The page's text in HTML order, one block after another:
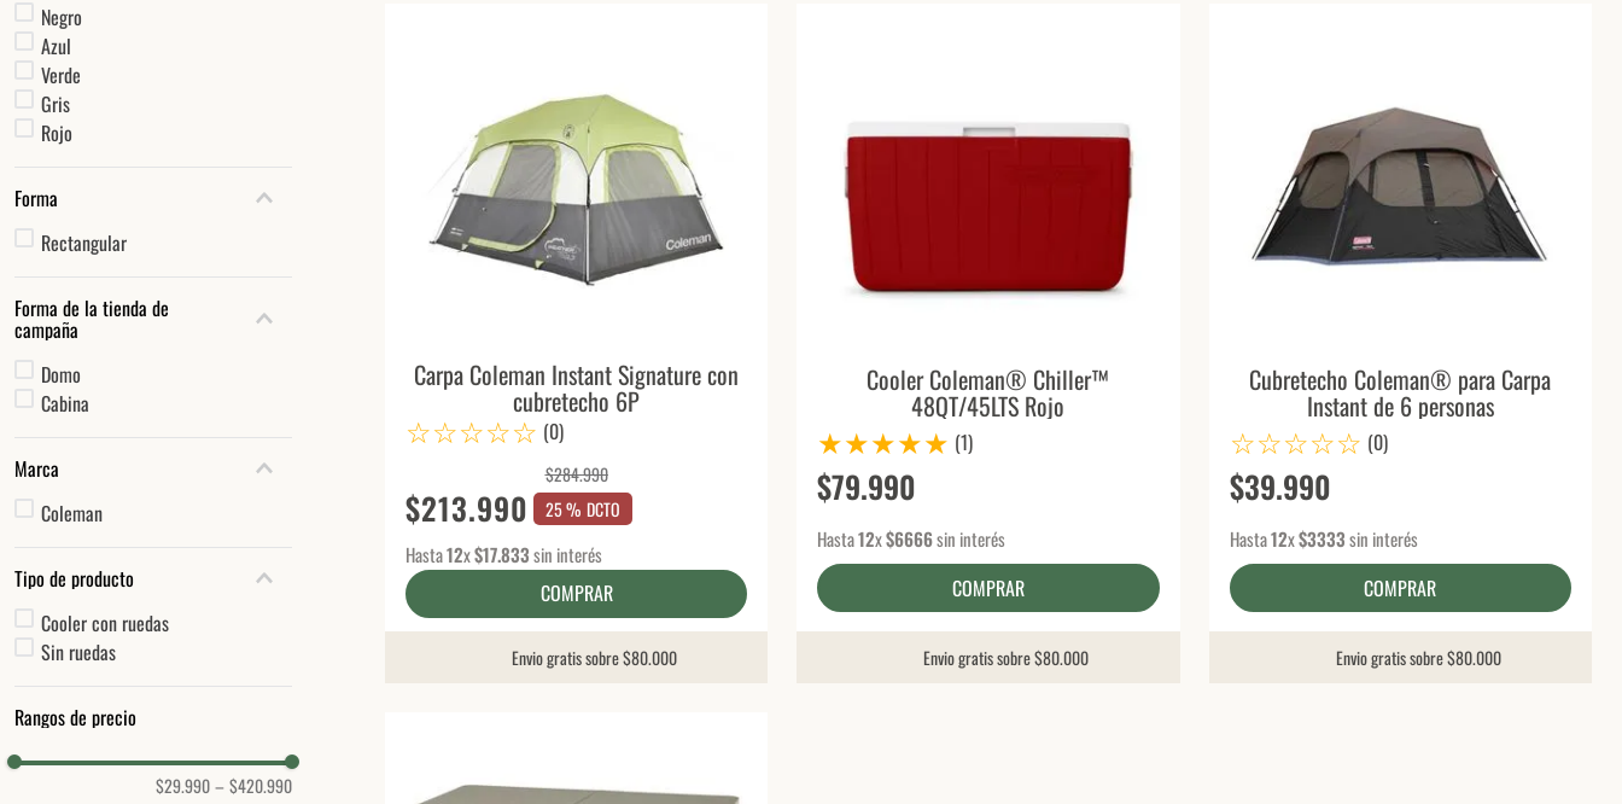
Negro
Azul
Verde
Gris
Rojo
Forma
Rectangular
Forma de la tienda de
campaña
Domo
Cabina
Marca
Coleman
Tipo de producto
Cooler con ruedas
Sin ruedas
Rangos de precio
$29.990–$420.990
Carpa Coleman Instant Signature con
cubretecho 6P
☆☆☆☆☆ (0)
$284.990
$213.990 25 % DCTO
Hasta12x$17.833sin interés
COMPRAR
Envio gratis sobre $80.000
Cooler Coleman® Chiller™
48QT/45LTS Rojo
★★★★★ (1)
$79.990
Hasta12x$6666sin interés
COMPRAR
Envio gratis sobre $80.000
Cubretecho Coleman® para Carpa
Instant de 6 personas
☆☆☆☆☆ (0)
$39.990
Hasta12x$3333sin interés
COMPRAR
Envio gratis sobre $80.000